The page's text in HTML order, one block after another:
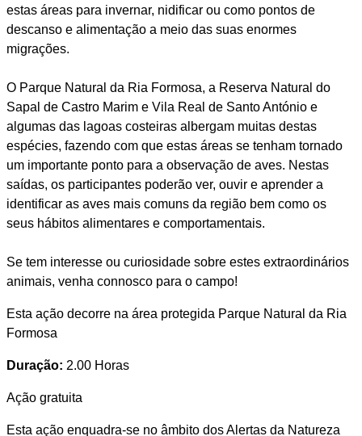
estas áreas para invernar, nidificar ou como pontos de
descanso e alimentação a meio das suas enormes
migrações.
O Parque Natural da Ria Formosa, a Reserva Natural do
Sapal de Castro Marim e Vila Real de Santo António e
algumas das lagoas costeiras albergam muitas destas
espécies, fazendo com que estas áreas se tenham tornado
um importante ponto para a observação de aves. Nestas
saídas, os participantes poderão ver, ouvir e aprender a
identificar as aves mais comuns da região bem como os
seus hábitos alimentares e comportamentais.
Se tem interesse ou curiosidade sobre estes extraordinários
animais, venha connosco para o campo!
Esta ação decorre na área protegida Parque Natural da Ria
Formosa
Duração: 2.00 Horas
Ação gratuita
Esta ação enquadra-se no âmbito dos Alertas da Natureza